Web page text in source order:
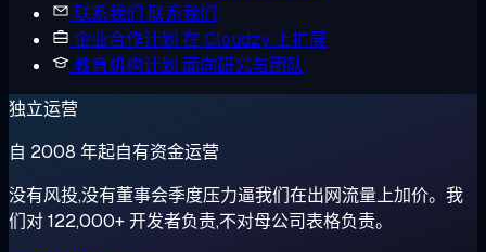
联系我们 联系我们
企业合作计划 在 Cloudzy 上扩展
教育机构计划 面向研究与团队
独立运营
自 2008 年起自有资金运营
没有风投,没有董事会季度压力逼我们在出网流量上加价。我
们对 122,000+ 开发者负责,不对母公司表格负责。